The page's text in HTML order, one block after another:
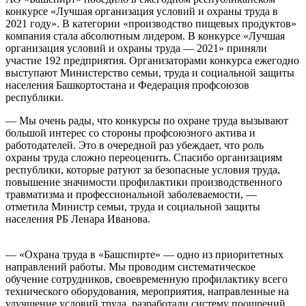
конкурсе «Лучшая организация условий и охраны труда в
2021 году». В категории «производство пищевых продуктов»
компания стала абсолютным лидером. В конкурсе «Лучшая
организация условий и охраны труда — 2021» приняли
участие 192 предприятия. Организаторами конкурса ежегодно
выступают Министерство семьи, труда и социальной защиты
населения Башкортостана и Федерация профсоюзов
республики.
— Мы очень рады, что конкурсы по охране труда вызывают
большой интерес со стороны профсоюзного актива и
работодателей. Это в очередной раз убеждает, что роль
охраны труда сложно переоценить. Спасибо организациям
республики, которые ратуют за безопасные условия труда,
повышение значимости профилактики производственного
травматизма и профессиональной заболеваемости, —
отметила Министр семьи, труда и социальной защиты
населения РБ Ленара Иванова.
— «Охрана труда в «Башспирте» — одно из приоритетных
направлений работы. Мы проводим систематическое
обучение сотрудников, своевременную профилактику всего
технического оборудования, мероприятия, направленные на
улучшение условий труда, разработали систему поощрений.